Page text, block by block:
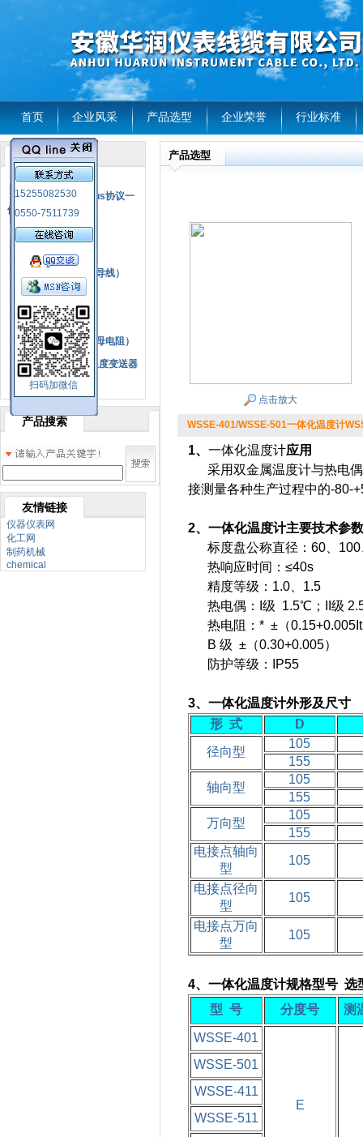
首页 企业风采 产品选型 企业荣誉 行业标准
15255082530
0550-7511739
扫码加微信
产品列表
风电温度传感器
RS485通讯modbus协议一
体化现场智能仪表
热电偶
热电偶补偿电缆（导线）
振动传感器
热电阻
铂热电阻元件（云母电阻）
SBW系列一体化温度变送器
双金属温度计
产品搜索
友情链接
仪器仪表网
化工网
制药机械
chemical
产品选型
点击放大
WSSE-401/WSSE-501一体化温度计
1、 一体化温度计应用
采用双金属温度计与热电偶/
接测量各种生产过程中的-80-
2、一体化温度计主要技术参数
标度盘公称直径：60、100
热响应时间：≤40s
精度等级：1.0、1.5
热电偶：I级 1.5℃；II级
热电阻：* ±（
B 级 ±（0.30+0.005）
防护等级：IP55
3、一体化温度计外形及尺寸
形 式
D
径向型
105
155
轴向型
105
155
万向型
105
155
电接点轴向
型
105
电接点径向
型
105
电接点万向
型
105
4、一体化温度计规格型号 选
型 号 分度号 测
WSSE-401
E
WSSE-501
WSSE-411
WSSE-511